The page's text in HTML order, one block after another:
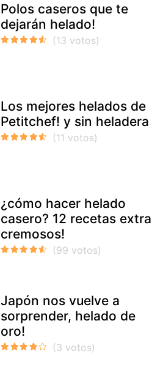
Polos caseros que te
dejarán helado!
Los mejores helados de
Petitchef! y sin heladera
¿cómo hacer helado
casero? 12 recetas extra
cremosos!
Japón nos vuelve a
sorprender, helado de
oro!